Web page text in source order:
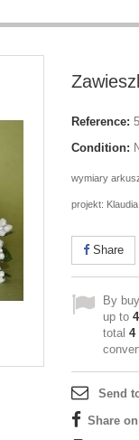
Reference:
Condition:
wymiary
projekt: Klaudia
Share
By
up to 4
total 4
Send
Share